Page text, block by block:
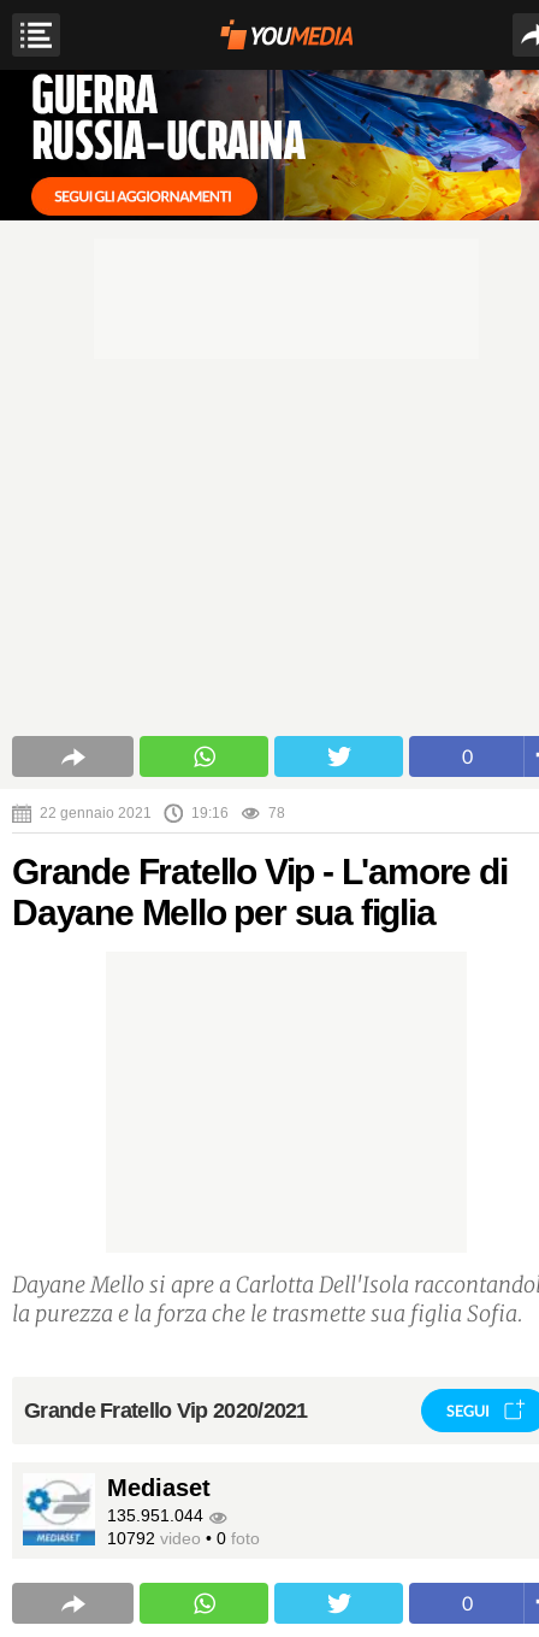
0
22 gennaio 2021 19:16 78
Grande Fratello Vip - L'amore di
Dayane Mello per sua figlia
Dayane Mello si apre a Carlotta Dell'Isola
la purezza e la forza che le trasmette sua figlia Sofia.
Grande Fratello Vip 2020/2021 SEGUI
Mediaset
135.951.044
10792 video • 0 foto
0